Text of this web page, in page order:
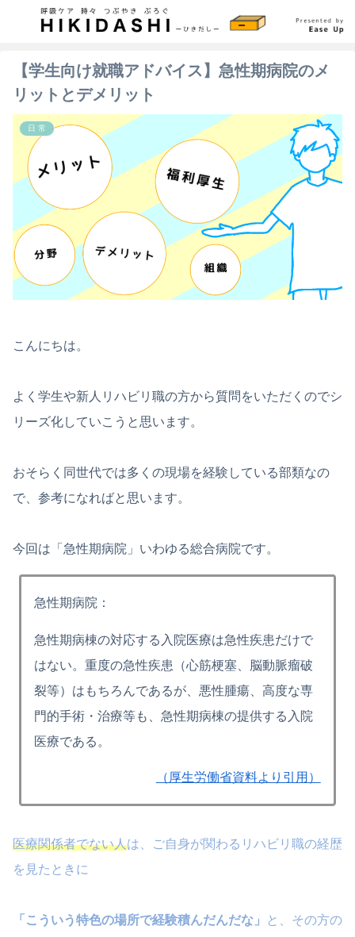
【学生向け就職アドバイス】急性期病院のメ
リットとデメリット
日 常
こんにちは。
よく学生や新人リハビリ職の方から質問をいただくのでシ
リーズ化していこうと思います。
おそらく同世代では多くの現場を経験している部類なの
で、参考になればと思います。
今回は「急性期病院」いわゆる総合病院です。
急性期病院：
急性期病棟の対応する入院医療は急性疾患だけで
はない。重度の急性疾患（心筋梗塞、脳動脈瘤破
裂等）はもちろんであるが、悪性腫瘍、高度な専
門的手術・治療等も、急性期病棟の提供する入院
医療である。
（厚生労働省資料より引用）
医療関係者でない人は、ご自身が関わるリハビリ職の経歴
を見たときに
「こういう特色の場所で経験積んだんだな」
と、その方の